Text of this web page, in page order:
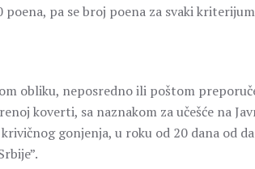
pa se broj poena za svaki
obliku, neposredno ili poštom
koverti, sa naznakom za učešće na
gonjenja, u roku od 20 dana od